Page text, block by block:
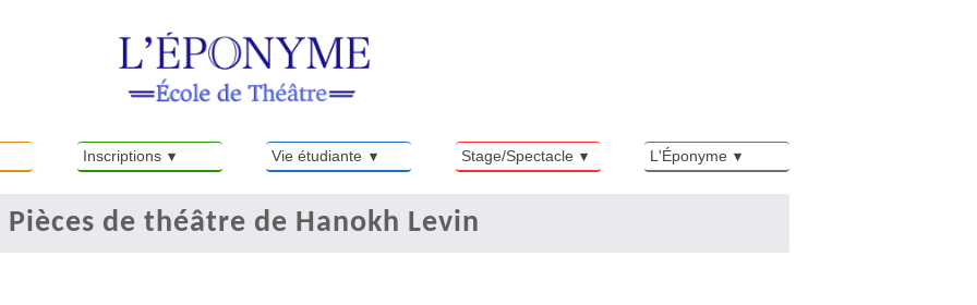
Inscriptions Vie étudiante Stage/Spectacle L'Éponyme
Pièces de théâtre de Hanokh Levin